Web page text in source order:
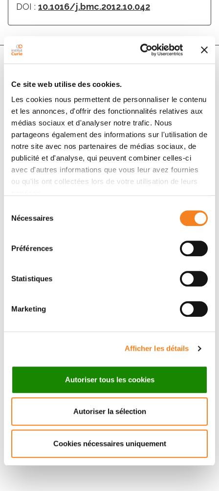
Ce site web utilise des cookies.
Les cookies nous permettent de personnaliser le contenu
et les annonces, d'offrir des fonctionnalités relatives aux
médias sociaux et d'analyser notre trafic. Nous
partageons également des informations sur l'utilisation de
notre site avec nos partenaires de médias sociaux, de
publicité et d'analyse, qui peuvent combiner celles-ci
avec d'autres informations que vous leur avez fournies
ou qu'ils ont collectées lors de votre utilisation de leurs
Nécessaires
Préférences
Statistiques
Marketing
Afficher les détails
Autoriser tous les cookies
Autoriser la sélection
Cookies nécessaires uniquement
DOI : 10.1016/j.bmc.2012.10.042
Auteurs
Guillaume Garcia, Fabien Hammerer, Florent Poyer,
Sylvain Achelle, Marie-Paule Teulade-Fichou, Philippe
Maillard
Membres
TEULADE-